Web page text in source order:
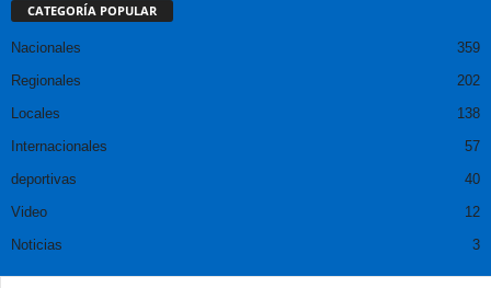
CATEGORÍA POPULAR
Nacionales
359
Regionales
202
Locales
138
Internacionales
57
deportivas
40
Video
12
Noticias
3